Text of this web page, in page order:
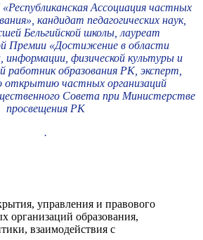
Ассоциация частных
кандидат педагогических наук,
Бельгийской школы, лауреат
Премии «Достижение в области
информации, физической культуры и
образования РК, эксперт,
открытию частных организаций
Совета при Министерстве
просвещения РК
.
управления и правового
организаций образования,
взаимодействия с